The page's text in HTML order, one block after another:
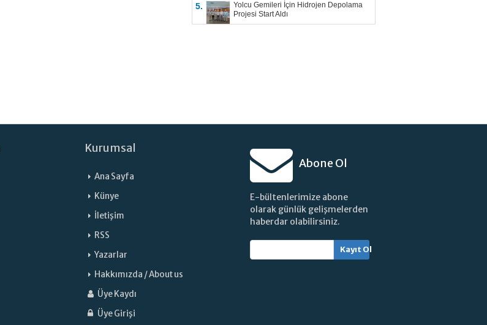
5.
Yolcu Gemileri İçin Hidrojen Depolama
Projesi Start Aldı
Kurumsal
Ana Sayfa
Künye
İletişim
RSS
Yazarlar
Hakkımızda / About us
Üye Kaydı
Üye Girişi
Abone Ol
E-bültenlerimize abone
olarak günlük gelişmelerden
haberdar olabilirsiniz.
Kayıt Ol